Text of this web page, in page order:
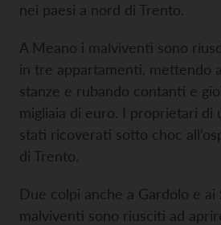
nei paesi a nord di Trento.
A Meano i malviventi sono
in tre appartamenti, mettendo
stanze e rubando contanti e
migliaia di euro. I proprietari di
stati ricoverati sotto choc
di Trento.
Due colpi anche a Gardolo e ai
malviventi sono riusciti ad